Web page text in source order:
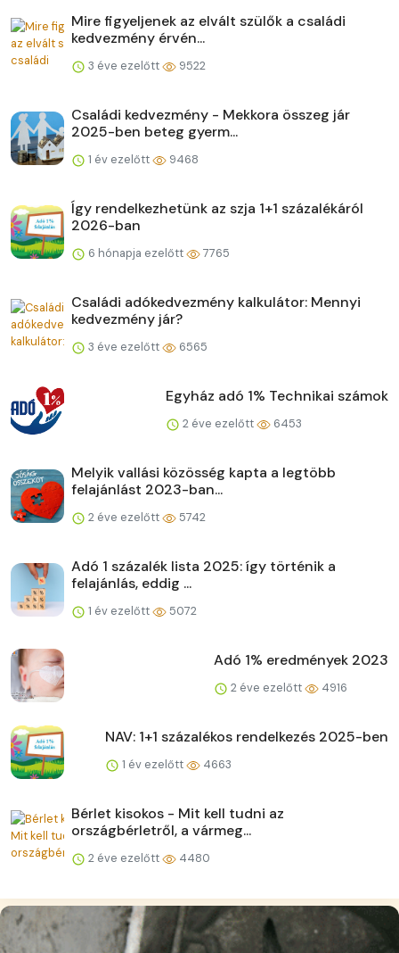
Mire figyeljenek az elvált szülők a családi
kedvezmény érvén...
3 éve ezelőtt 9522
Családi kedvezmény - Mekkora összeg jár
2025-ben beteg gyerm...
1 év ezelőtt 9468
Így rendelkezhetünk az szja 1+1 százalékáról
2026-ban
6 hónapja ezelőtt 7765
Családi adókedvezmény kalkulátor: Mennyi
kedvezmény jár?
3 éve ezelőtt 6565
Egyház adó 1% Technikai számok
2 éve ezelőtt 6453
Melyik vallási közösség kapta a legtöbb
felajánlást 2023-ban...
2 éve ezelőtt 5742
Adó 1 százalék lista 2025: így történik a
felajánlás, eddig ...
1 év ezelőtt 5072
Adó 1% eredmények 2023
2 éve ezelőtt 4916
NAV: 1+1 százalékos rendelkezés 2025-ben
1 év ezelőtt 4663
Bérlet kisokos - Mit kell tudni az
országbérletről, a vármeg...
2 éve ezelőtt 4480